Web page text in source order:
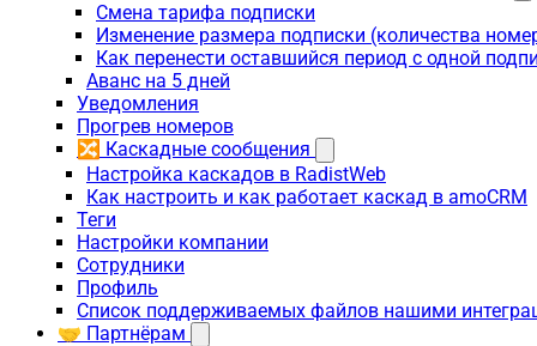
Смена тарифа подписки
Изменение размера подписки (количества
Как перенести оставшийся период с одной
Аванс на 5 дней
Уведомления
Прогрев номеров
🔀 Каскадные сообщения
Настройка каскадов в RadistWeb
Как настроить и как работает каскад в amoCRM
Теги
Настройки компании
Сотрудники
Профиль
Список поддерживаемых файлов нашими
🤝 Партнёрам